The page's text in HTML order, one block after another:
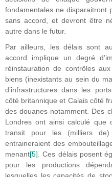
fondamentales ne disparaitront
sans accord, et devront être
autre dans le futur.
Par ailleurs, les délais sont
accord implique un degré
réinstauration de contrôles
biens (inexistants au sein du
d’infrastructures dans les
côté britannique et Calais côté
des douanes notamment. Des
Londres ont ainsi calculé que
transit pour les (milliers de)
entraineraient des
menant[5]. Ces délais posent
pour les productions